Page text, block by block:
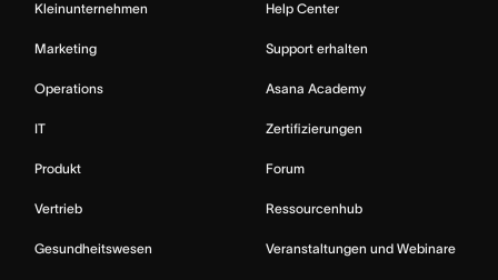
Kleinunternehmen
Marketing
Operations
IT
Produkt
Vertrieb
Gesundheitswesen
Help Center
Support erhalten
Asana Academy
Zertifizierungen
Forum
Ressourcenhub
Veranstaltungen und Webinare